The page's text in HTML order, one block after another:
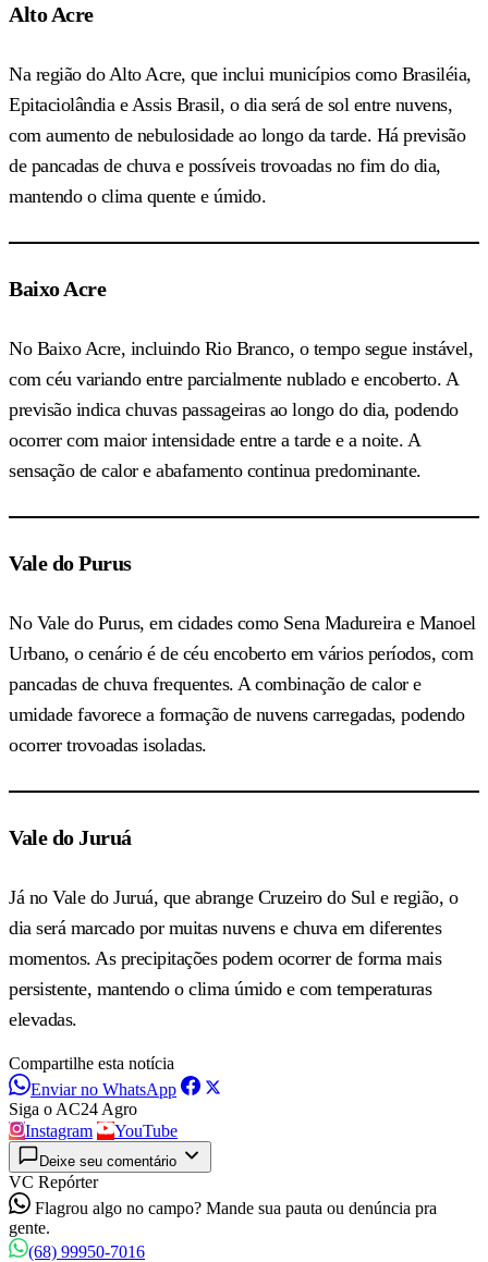
Alto Acre
Na região do Alto Acre, que inclui municípios como Brasiléia,
Epitaciolândia e Assis Brasil, o dia será de sol entre nuvens,
com aumento de nebulosidade ao longo da tarde. Há previsão
de pancadas de chuva e possíveis trovoadas no fim do dia,
mantendo o clima quente e úmido.
Baixo Acre
No Baixo Acre, incluindo Rio Branco, o tempo segue instável,
com céu variando entre parcialmente nublado e encoberto. A
previsão indica chuvas passageiras ao longo do dia, podendo
ocorrer com maior intensidade entre a tarde e a noite. A
sensação de calor e abafamento continua predominante.
Vale do Purus
No Vale do Purus, em cidades como Sena Madureira e Manoel
Urbano, o cenário é de céu encoberto em vários períodos, com
pancadas de chuva frequentes. A combinação de calor e
umidade favorece a formação de nuvens carregadas, podendo
ocorrer trovoadas isoladas.
Vale do Juruá
Já no Vale do Juruá, que abrange Cruzeiro do Sul e região, o
dia será marcado por muitas nuvens e chuva em diferentes
momentos. As precipitações podem ocorrer de forma mais
persistente, mantendo o clima úmido e com temperaturas
elevadas.
Compartilhe esta notícia
Enviar no WhatsApp
Siga o AC24 Agro
Instagram
YouTube
Deixe seu comentário
VC Repórter
Flagrou algo no campo? Mande sua pauta ou denúncia pra
gente.
(68) 99950-7016